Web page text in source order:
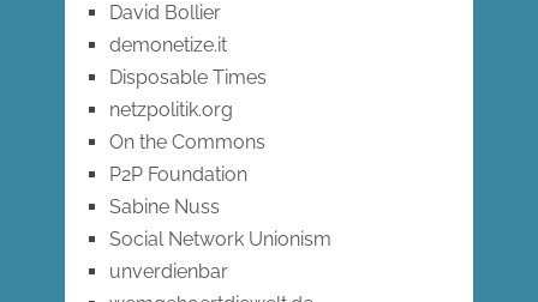
David Bollier
demonetize.it
Disposable Times
netzpolitik.org
On the Commons
P2P Foundation
Sabine Nuss
Social Network Unionism
unverdienbar